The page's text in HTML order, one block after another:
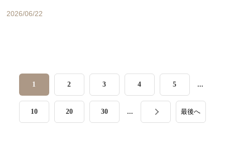
2026/06/22
1 2 3 4 5 ...
10 20 30 ... 最後へ